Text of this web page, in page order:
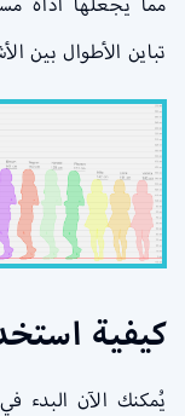
تباين الأطوال بين
كيفية